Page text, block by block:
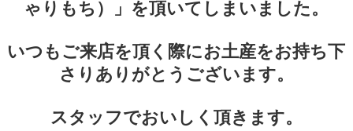
ゃりもち）」を頂いてしまいました。
いつもご来店を頂く際にお土産をお持ち下
さりありがとうございます。
スタッフでおいしく頂きます。